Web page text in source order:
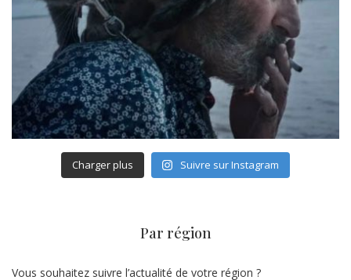
Charger plus Suivre sur Instagram
Par région
Vous souhaitez suivre l’actualité de votre région ?